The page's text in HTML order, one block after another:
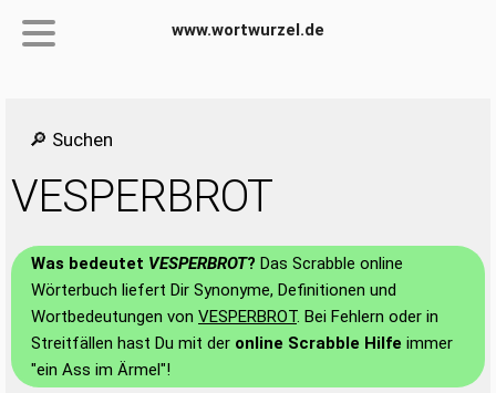
www.wortwurzel.de
🔎 Suchen
VESPERBROT
Was bedeutet VESPERBROT? Das Scrabble online
Wörterbuch liefert Dir Synonyme, Definitionen und
Wortbedeutungen von VESPERBROT. Bei Fehlern oder in
Streitfällen hast Du mit der online Scrabble Hilfe immer
"ein Ass im Ärmel"!